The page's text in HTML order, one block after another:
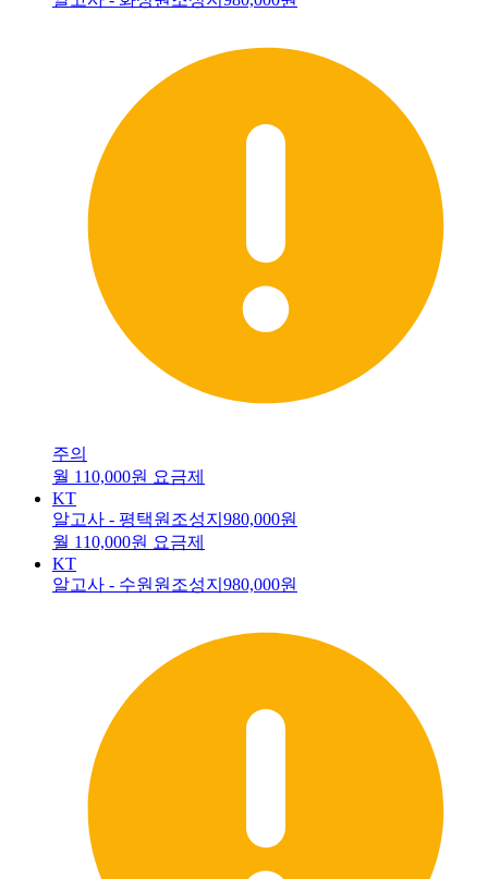
주의
월 110,000원 요금제
KT
알고사 - 평택원조성지 980,000원
월 110,000원 요금제
KT
알고사 - 수원원조성지 980,000원